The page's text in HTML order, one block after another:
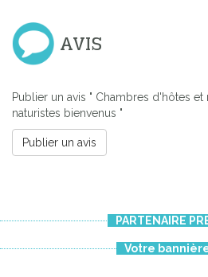
AVIS
Publier un avis " Chambres d'hôtes et
naturistes bienvenus "
Publier un avis
PARTENAIRE
Votre